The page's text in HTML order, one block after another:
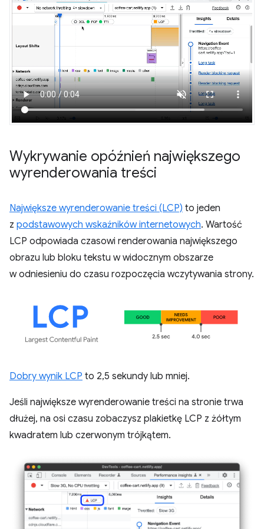
Wykrywanie opóźnień największego
wyrenderowania treści
Największe wyrenderowanie treści (LCP) to jeden
z podstawowych wskaźników internetowych. Wartość
LCP odpowiada czasowi renderowania największego
obrazu lub bloku tekstu w widocznym obszarze
w odniesieniu do czasu rozpoczęcia wczytywania strony.
Dobry wynik LCP to 2,5 sekundy lub mniej.
Jeśli największe wyrenderowanie treści na stronie trwa
dłużej, na osi czasu zobaczysz plakietkę LCP z żółtym
kwadratem lub czerwonym trójkątem.